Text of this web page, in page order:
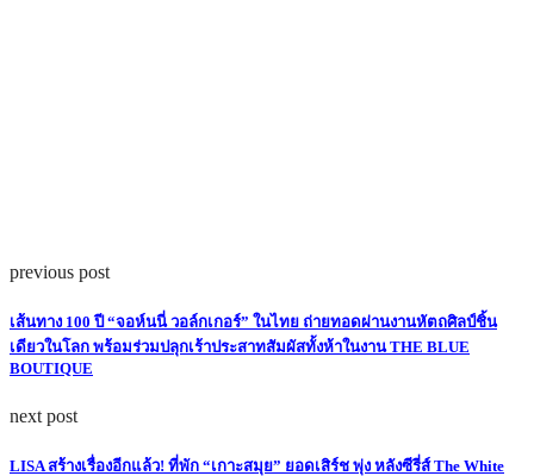
previous post
เส้นทาง 100 ปี “จอห์นนี่ วอล์กเกอร์” ในไทย ถ่ายทอดผ่านงานหัตถศิลป์ชิ้น
เดียวในโลก พร้อมร่วมปลุกเร้าประสาทสัมผัสทั้งห้าในงาน THE BLUE
BOUTIQUE
next post
LISA สร้างเรื่องอีกแล้ว! ที่พัก “เกาะสมุย” ยอดเสิร์ช พุ่ง หลังซีรี่ส์ The White